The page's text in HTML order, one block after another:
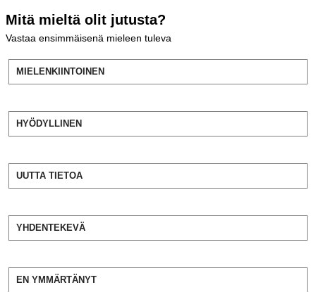
Mitä mieltä olit jutusta?
Vastaa ensimmäisenä mieleen tuleva
MIELENKIINTOINEN
HYÖDYLLINEN
UUTTA TIETOA
YHDENTEKEVÄ
EN YMMÄRTÄNYT